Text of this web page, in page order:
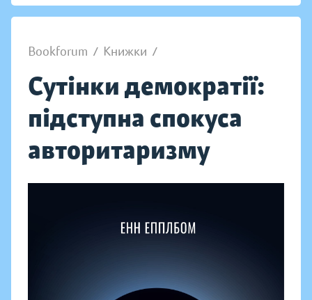
Bookforum / Книжки /
Сутінки демократії:
підступна спокуса
авторитаризму